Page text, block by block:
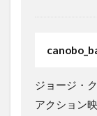
ジョージ・
アクション